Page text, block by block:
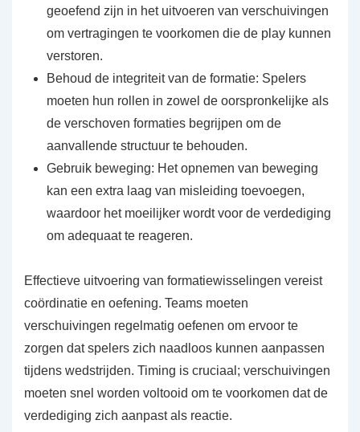
geoefend zijn in het uitvoeren van verschuivingen
om vertragingen te voorkomen die de play kunnen
verstoren.
Behoud de integriteit van de formatie: Spelers
moeten hun rollen in zowel de oorspronkelijke als
de verschoven formaties begrijpen om de
aanvallende structuur te behouden.
Gebruik beweging: Het opnemen van beweging
kan een extra laag van misleiding toevoegen,
waardoor het moeilijker wordt voor de verdediging
om adequaat te reageren.
Effectieve uitvoering van formatiewisselingen vereist
coördinatie en oefening. Teams moeten
verschuivingen regelmatig oefenen om ervoor te
zorgen dat spelers zich naadloos kunnen aanpassen
tijdens wedstrijden. Timing is cruciaal; verschuivingen
moeten snel worden voltooid om te voorkomen dat de
verdediging zich aanpast als reactie.